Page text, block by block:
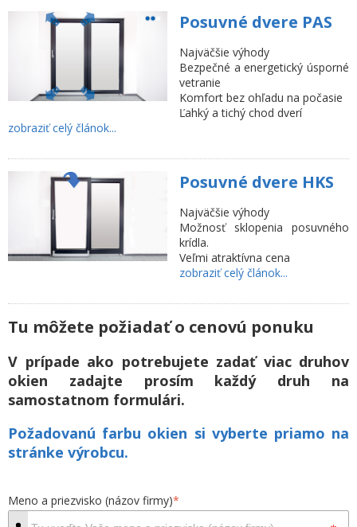
Posuvné dvere PAS
Najväčšie výhody
Bezpečné a energetický úsporné
vetranie
Komfort bez ohľadu na počasie
Ľahký a tichý chod dverí
zobraziť celý článok...
Posuvné dvere HKS
Najväčšie výhody
Možnosť sklopenia posuvného
krídla.
Veľmi atraktívna cena
zobraziť celý článok...
Tu môžete požiadať o cenovú ponuku
V prípade ako potrebujete zadať viac druhov
okien zadajte prosím každý druh na
samostatnom formulári.
Požadovanú farbu okien si vyberte priamo na
stránke výrobcu.
Meno a priezvisko (názov firmy)*